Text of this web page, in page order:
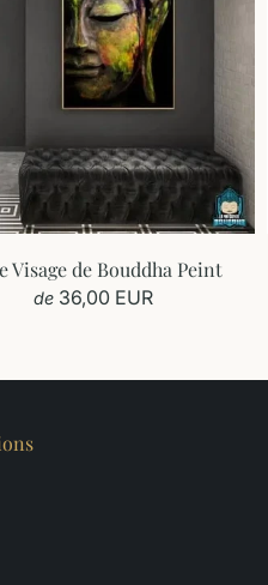
Visage de Bouddha Peint
de 36,00 EUR